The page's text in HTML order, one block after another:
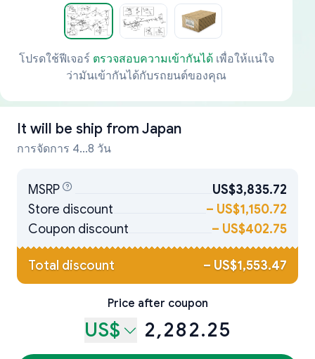
โปรดใช้ฟีเจอร์ ตรวจสอบความเข้ากันได้เพื่อให้แน่ใจ
ว่ามันเข้ากันได้กับรถยนต์ของคุณ
It will be ship from Japan
การจัดการ 4...8 วัน
MSRP
US$3,835.72
Store discount
– US$1,150.72
Coupon discount
– US$402.75
Total discount – US$1,553.47
Price after coupon
US$ 2,282.25